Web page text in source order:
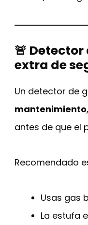
🚨
extra de
Un detector de
mantenimiento
antes de que el
Recomendado
Usas gas
La estufa